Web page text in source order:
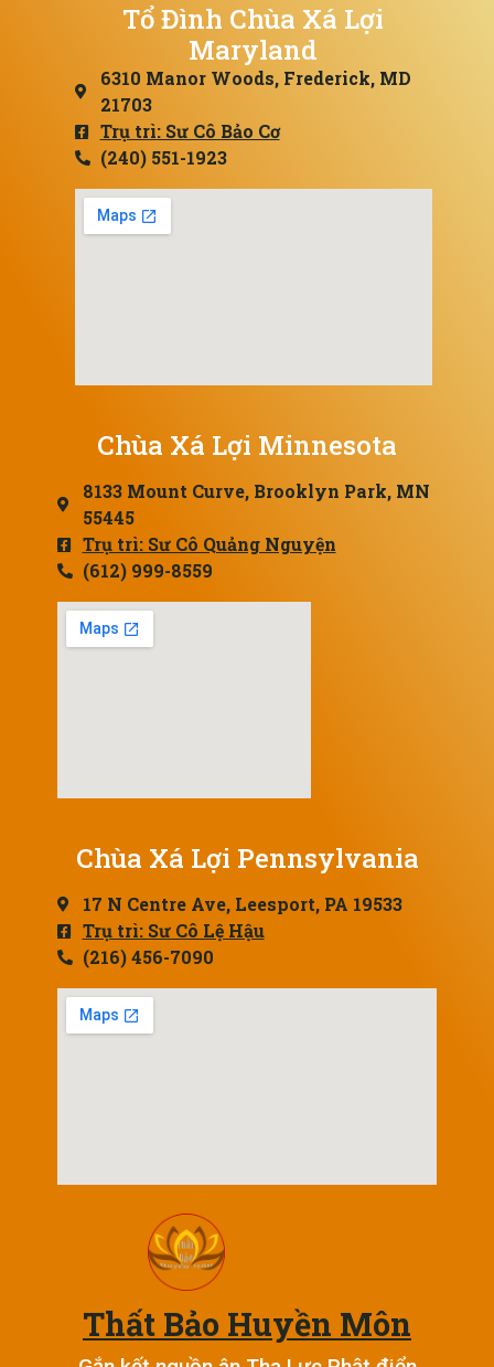
Tổ Đình Chùa Xá Lợi
Maryland
6310 Manor Woods, Frederick, MD
21703
Trụ trì: Sư Cô Bảo Cơ
(240) 551-1923
Chùa Xá Lợi Minnesota
8133 Mount Curve, Brooklyn Park, MN
55445
Trụ trì: Sư Cô Quảng Nguyện
(612) 999-8559
Chùa Xá Lợi Pennsylvania
17 N Centre Ave, Leesport, PA 19533
Trụ trì: Sư Cô Lệ Hậu
(216) 456-7090
Thất Bảo Huyền Môn